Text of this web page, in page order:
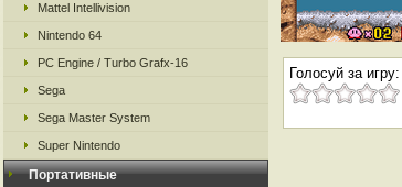
Mattel Intellivision
Nintendo 64
PC Engine / Turbo Grafx-16
Sega
Sega Master System
Super Nintendo
Портативные
Голосуй за игру: